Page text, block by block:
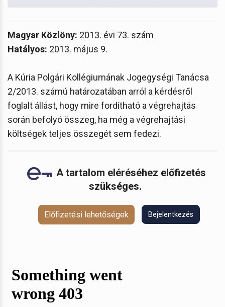
Magyar Közlöny: 2013. évi 73. szám
Hatályos: 2013. május 9.
A Kúria Polgári Kollégiumának Jogegységi Tanácsa
2/2013. számú határozatában arról a kérdésről
foglalt állást, hogy mire fordítható a végrehajtás
során befolyó összeg, ha még a végrehajtási
költségek teljes összegét sem fedezi.
A tartalom eléréséhez előfizetés
szükséges.
Előfizetési lehetőségek Bejelentkezés